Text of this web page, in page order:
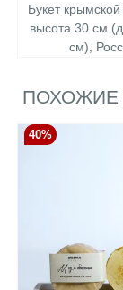
Букет
высота 30 см
см),
ПОХОЖИЕ
40%